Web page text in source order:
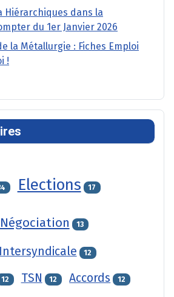
Hiérarchiques dans la
du 1er Janvier 2026
la Métallurgie : Fiches Emploi
!
Elections 17
Négociation 13
Intersyndicale 12
12 TSN 12 Accords 12